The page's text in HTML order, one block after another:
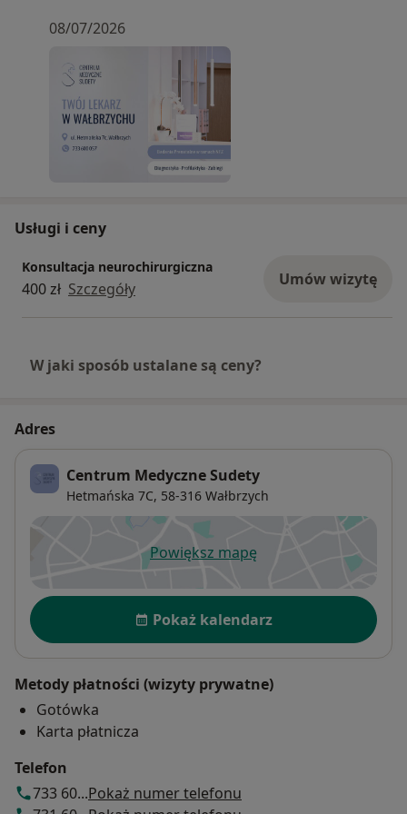
08/07/2026
Usługi i ceny
Konsultacja neurochirurgiczna
400 zł Szczegóły Umów wizytę
W jaki sposób ustalane są ceny?
Adres
Centrum Medyczne Sudety
Hetmańska 7C, 58-316 Wałbrzych
Powiększ mapęotwiera się w nowej karcie
Dostępność
Pokaż kalendarz
Metody płatności (wizyty prywatne)
Gotówka
Karta płatnicza
Telefon
733 60...Pokaż numer telefonu